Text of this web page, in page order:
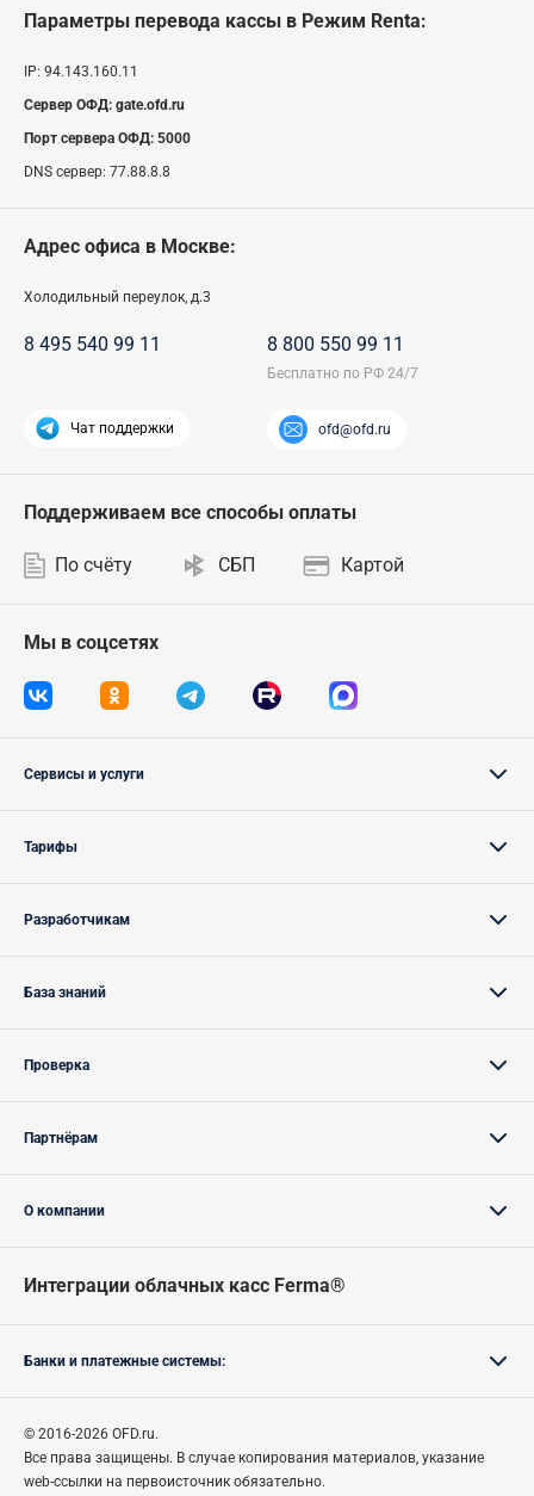
Параметры перевода кассы в Режим Renta:
IP: 94.143.160.11
Сервер ОФД: gate.ofd.ru
Порт сервера ОФД: 5000
DNS сервер: 77.88.8.8
Адрес офиса в Москве:
Холодильный переулок, д.3
8 495 540 99 11 8 800 550 99 11
Чат поддержки ofd@ofd.ru
Мы в соцсетях
Поддерживаем все способы оплаты
По счёту СБП Картой
Сервисы и услуги
Тарифы
Разработчикам
База знаний
Проверка
Партнёрам
О компании
Интеграции облачных касс Ferma®
Банки и платежные системы:
© 2016-2026 OFD.ru.
Все права защищены. В случае копирования материалов, указание
web-ссылки на первоисточник обязательно.